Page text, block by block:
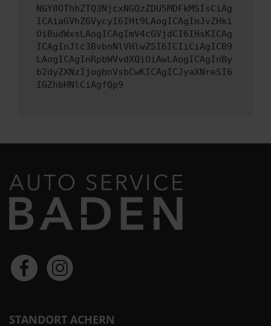
NGY0OThhZTQ3NjcxNGQzZDU5MDFkMSIsCiAg
ICAiaGVhZGVycyI6IHt9LAogICAgImJvZHki
OiBudWxsLAogICAgImV4cGVjdCI6IHsKICAg
ICAgInJlc3BvbnNlVHlwZSI6ICIiCiAgICB9
LAogICAgInRpbWVvdXQiOiAwLAogICAgInBy
b2dyZXNzIjogbnVsbCwKICAgICJyaXNreSI6
IGZhbHNlCiAgfQp9
STANDORT ACHERN